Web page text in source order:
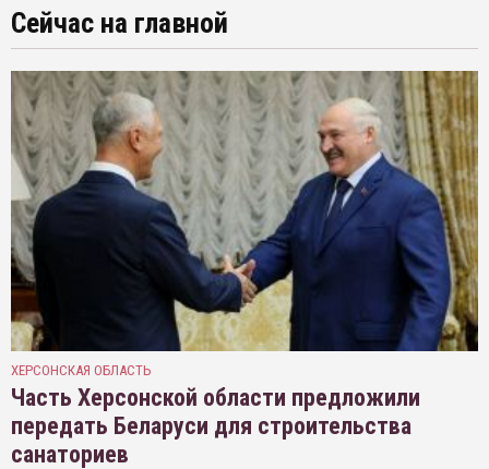
Сейчас на главной
ХЕРСОНСКАЯ ОБЛАСТЬ
Часть Херсонской области предложили
передать Беларуси для строительства
санаториев